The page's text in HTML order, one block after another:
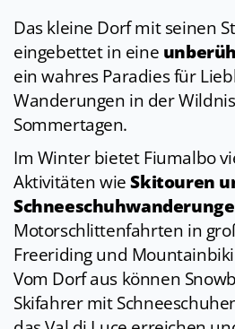
Das kleine Dorf mit seinen
eingebettet in eine
ein wahres Paradies für
Wanderungen in der
Sommertagen.
Im Winter bietet Fiumalbo
Aktivitäten wieSkitouren
Motorschlittenfahrten in
Freeriding und
Vom Dorf aus können
Skifahrer mit